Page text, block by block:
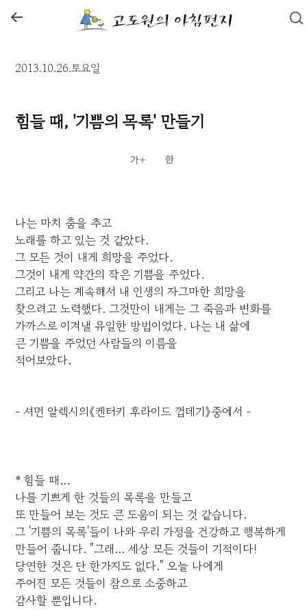
←
2013.10.26.토요일
힘들 때, '기쁨의 목록' 만들기
나는 마치 춤을 추고
노래를 하고 있는 것 같았다.
그 모든 것이 내게 희망을 주었다.
그것이 내게 약간의 작은 기쁨을 주었다.
그리고 나는 계속해서 내 인생의 자그마한 희망을
찾으려고 노력했다. 그것만이 내게는 그 죽음과 변화를
가까스로 이겨낼 유일한 방법이었다. 나는 내 삶에
큰 기쁨을 주었던 사람들의 이름을
적어보았다.
- 셔먼 알렉시의《켄터키 후라이드 껍데기》중에서 -
* 힘들 때...
나를 기쁘게 한 것들의 목록을 만들고
또 만들어 보는 것도 큰 도움이 되는 것 같습니다.
그 '기쁨의 목록'들이 나와 우리 가정을 건강하고 행복하게
만들어 줍니다. "그래... 세상 모든 것들이 기적이다!
당연한 것은 단 한가지도 없다." 오늘 나에게
주어진 모든 것들이 참으로 소중하고
감사할 뿐입니다.